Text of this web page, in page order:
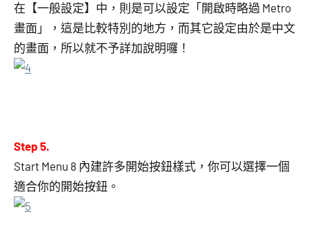
在【一般設定】中，則是可以設定「開啟時略過 Metro
畫面」，這是比較特別的地方，而其它設定由於是中文
的畫面，所以就不予詳加說明囉！
Step 5.
Start Menu 8 內建許多開始按鈕樣式，你可以選擇一個
適合你的開始按鈕。